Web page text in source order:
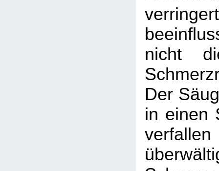
nicht
Der
in einen